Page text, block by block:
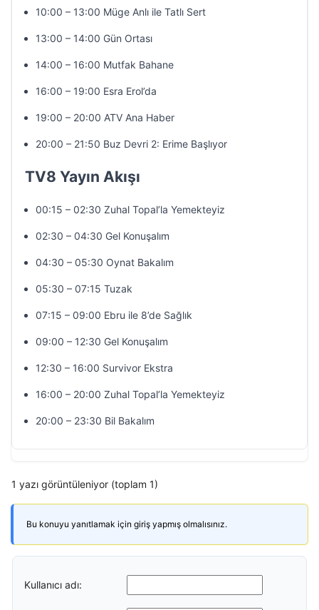
10:00 – 13:00 Müge Anlı ile Tatlı Sert
13:00 – 14:00 Gün Ortası
14:00 – 16:00 Mutfak Bahane
16:00 – 19:00 Esra Erol’da
19:00 – 20:00 ATV Ana Haber
20:00 – 21:50 Buz Devri 2: Erime Başlıyor
TV8 Yayın Akışı
00:15 – 02:30 Zuhal Topal’la Yemekteyiz
02:30 – 04:30 Gel Konuşalım
04:30 – 05:30 Oynat Bakalım
05:30 – 07:15 Tuzak
07:15 – 09:00 Ebru ile 8’de Sağlık
09:00 – 12:30 Gel Konuşalım
12:30 – 16:00 Survivor Ekstra
16:00 – 20:00 Zuhal Topal’la Yemekteyiz
20:00 – 23:30 Bil Bakalım
1 yazı görüntüleniyor (toplam 1)
Bu konuyu yanıtlamak için giriş yapmış olmalısınız.
Kullanıcı adı: